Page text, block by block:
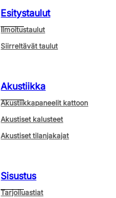
Esitystaulut
Ilmoitustaulut
Siirreltävät taulut
Akustiikka
Akustiikkapaneelit kattoon
Akustiset kalusteet
Akustiset tilanjakajat
Sisustus
Tarjoiluastiat